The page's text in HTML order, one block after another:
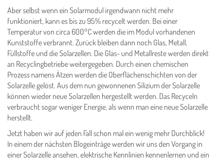
Aber selbst wenn ein Solarmodul irgendwann nicht mehr
funktioniert, kann es bis zu 95% recycelt werden. Bei einer
Temperatur von circa 600°C werden die im Modul vorhandenen
Kunststoffe verbrannt. Zurück bleiben dann noch Glas, Metall,
Füllstoffe und die Solarzellen. Die Glas- und Metallreste werden direkt
an Recyclingbetriebe weitergegeben. Durch einen chemischen
Prozess namens Ätzen werden die Oberflächenschichten von der
Solarzelle gelöst. Aus dem nun gewonnenen Silizium der Solarzelle
können wieder neue Solarzellen hergestellt werden. Das Recyceln
verbraucht sogar weniger Energie, als wenn man eine neue Solarzelle
herstellt.
Jetzt haben wir auf jeden Fall schon mal ein wenig mehr Durchblick!
In einem der nächsten Blogeinträge werden wir uns den Vorgang in
einer Solarzelle ansehen, elektrische Kennlinien kennenlernen und ein